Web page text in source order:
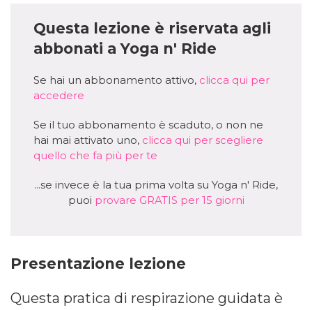
Questa lezione è riservata agli
abbonati a Yoga n' Ride
Se hai un abbonamento attivo, clicca qui per
accedere
Se il tuo abbonamento è scaduto, o non ne
hai mai attivato uno, clicca qui per scegliere
quello che fa più per te
...se invece è la tua prima volta su Yoga n' Ride,
puoi provare GRATIS per 15 giorni
Presentazione lezione
Questa pratica di respirazione guidata è